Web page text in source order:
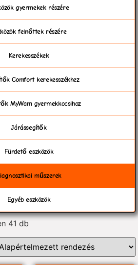
gyermekek részére
felnőttek részére
Kerekesszékek
Comfort kerekesszékhez
MyWam gyermekkocsihoz
Járássegítők
Fürdető eszközök
műszerek
Egyéb eszközök
41 db